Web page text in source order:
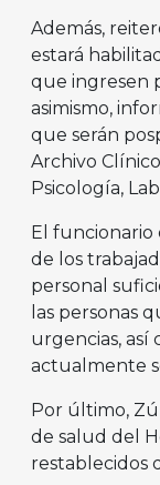
Además,
estará
que ingresen
asimismo,
que serán
Archivo
Psicología,
El funcionario
de los
personal
las personas
urgencias, así
actualmente
Por último,
de salud del
restablecidos